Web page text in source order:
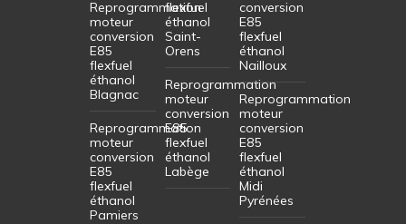
Reprogrammation
moteur
conversion
E85
flexfuel
éthanol
Blagnac
Reprogrammation
moteur
conversion
E85
flexfuel
éthanol
Pamiers
flexfuel
éthanol
Saint-
Orens
Reprogrammation
moteur
conversion
E85
flexfuel
éthanol
Labège
conversion
E85
flexfuel
éthanol
Nailloux
Reprogrammation
moteur
conversion
E85
flexfuel
éthanol
Midi
Pyrénées